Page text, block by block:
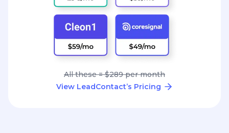
All these = $289 per month
View LeadContact’s Pricing